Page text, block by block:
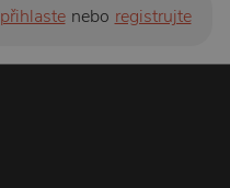
přihlastenebo registrujte